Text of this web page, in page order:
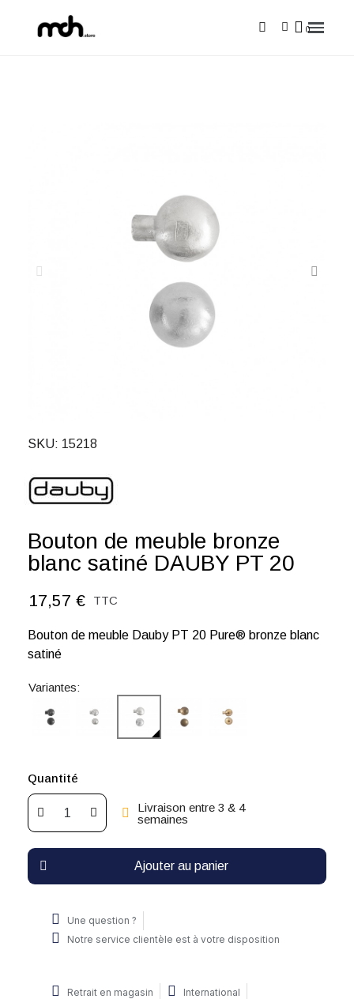
SKU 15218
Bouton de meuble bronze
blanc satiné DAUBY PT 20
17,57 € TTC
Bouton de meuble Dauby PT 20 Pure® bronze blanc
satiné
Variantes:
Quantité
Livraison entre 3 & 4
semaines
Ajouter au panier
Une question ?
Notre service clientèle est à votre disposition
Retrait en magasin
International